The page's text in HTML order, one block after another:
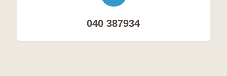
040 387934